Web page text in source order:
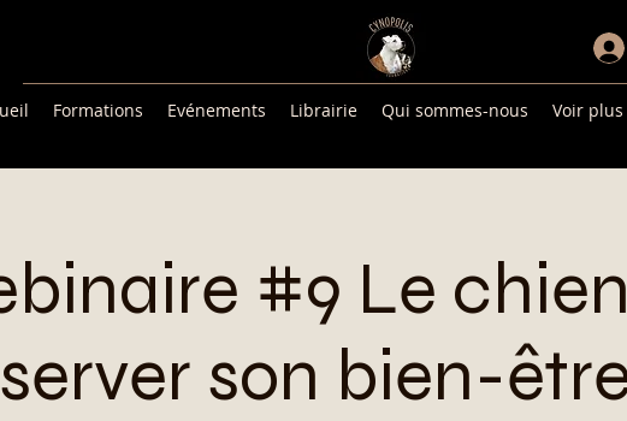
Formations Evénements Librairie Qui sommes-nous Voir plus
#9 Le
son bien-